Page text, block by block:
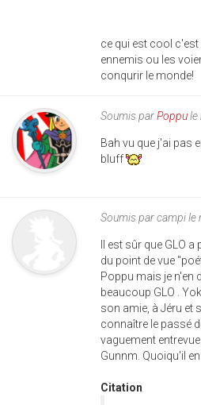
ce qui est cool
ennemis ou les
conqurir le monde!
Soumis parPoppule
Bah vu que j'ai pas
bluff
Soumis parcampile
Il est sûr que GLO
du point de vue
Poppu mais je n'en
beaucoup GLO .
son amie, à Jéru et
connaître le passé
vaguement
Gunnm. Quoiqu'il
Citation